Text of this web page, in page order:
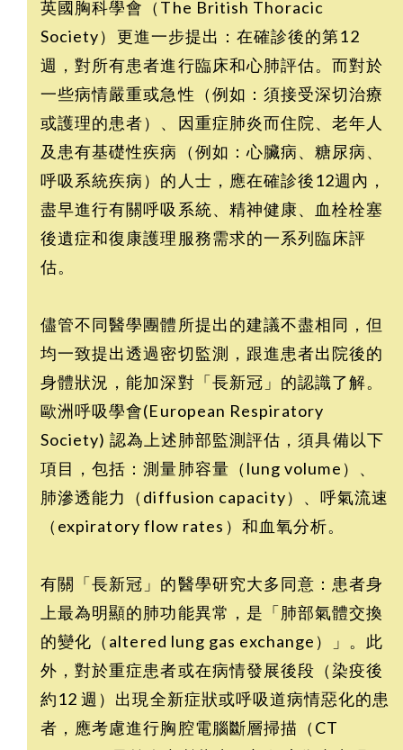
英國胸科學會（The British Thoracic
Society）更進一步提出：在確診後的第12
週，對所有患者進行臨床和心肺評估。而對於
一些病情嚴重或急性（例如：須接受深切治療
或護理的患者）、因重症肺炎而住院、老年人
及患有基礎性疾病（例如：心臟病、糖尿病、
呼吸系統疾病）的人士，應在確診後12週內，
盡早進行有關呼吸系統、精神健康、血栓栓塞
後遺症和復康護理服務需求的一系列臨床評
估。
儘管不同醫學團體所提出的建議不盡相同，但
均一致提出透過密切監測，跟進患者出院後的
身體狀況，能加深對「長新冠」的認識了解。
歐洲呼吸學會(European Respiratory
Society) 認為上述肺部監測評估，須具備以下
項目，包括：測量肺容量（lung volume）、
肺滲透能力（diffusion capacity）、呼氣流速
（expiratory flow rates）和血氧分析。
有關「長新冠」的醫學研究大多同意：患者身
上最為明顯的肺功能異常，是「肺部氣體交換
的變化（altered lung gas exchange）」。此
外，對於重症患者或在病情發展後段（染疫後
約12 週）出現全新症狀或呼吸道病情惡化的患
者，應考慮進行胸腔電腦斷層掃描（CT